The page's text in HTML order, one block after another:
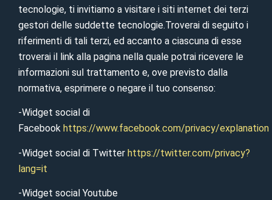
tecnologie, ti invitiamo a visitare i siti internet dei terzi
gestori delle suddette tecnologie.Troverai di seguito i
riferimenti di tali terzi, ed accanto a ciascuna di esse
troverai il link alla pagina nella quale potrai ricevere le
informazioni sul trattamento e, ove previsto dalla
normativa, esprimere o negare il tuo consenso:
-Widget social di
Facebook https://www.facebook.com/privacy/explanation
-Widget social di Twitter https://twitter.com/privacy?
lang=it
-Widget social Youtube